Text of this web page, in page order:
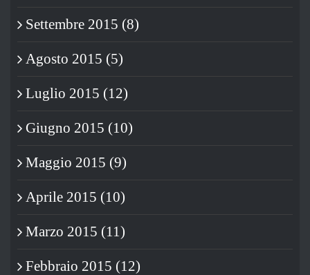
Settembre 2015 (8)
Agosto 2015 (5)
Luglio 2015 (12)
Giugno 2015 (10)
Maggio 2015 (9)
Aprile 2015 (10)
Marzo 2015 (11)
Febbraio 2015 (12)